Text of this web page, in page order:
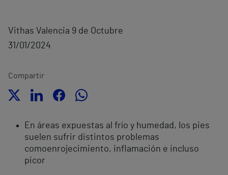
Vithas Valencia 9 de Octubre
31/01/2024
Compartir
En áreas expuestas al frío y humedad, los pies
suelen sufrir distintos problemas
comoenrojecimiento, inflamación e incluso
picor